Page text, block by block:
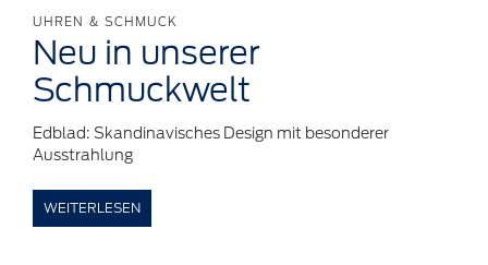
UHREN & SCHMUCK
Neu in unserer
Schmuckwelt
Edblad: Skandinavisches Design mit besonderer
Ausstrahlung
WEITERLESEN